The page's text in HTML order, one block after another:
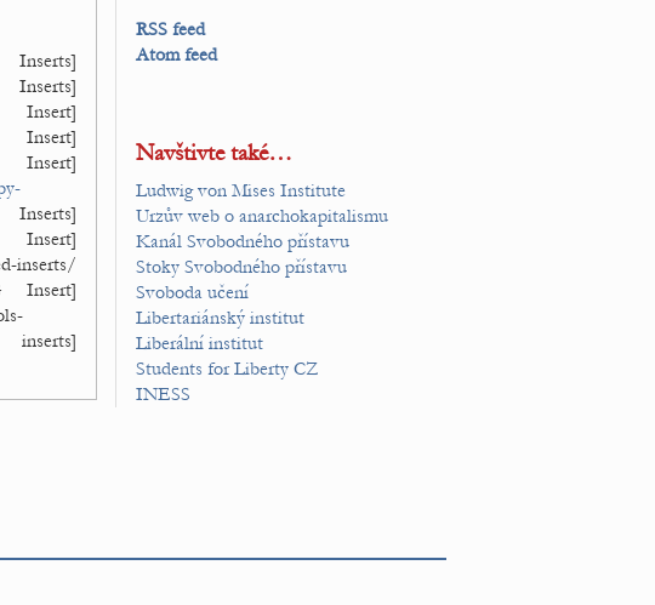
Insert]
inserts/
Insert]
RSS feed
Atom feed
Navštivte také…
Ludwig von Mises Institute
Urzův web o anarchokapitalismu
Kanál Svobodného přístavu
Stoky Svobodného přístavu
Svoboda učení
Libertariánský institut
Liberální institut
Students for Liberty CZ
INESS